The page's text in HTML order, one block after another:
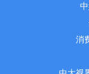
消